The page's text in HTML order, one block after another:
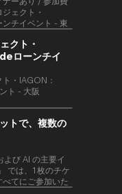
ェクト・
チイベント - 東
クト・
ローンチイ
・IAGON：
ト - 大阪
トで、複数の
よび AI の主要イ
では、1枚のチケ
てにご参加いた